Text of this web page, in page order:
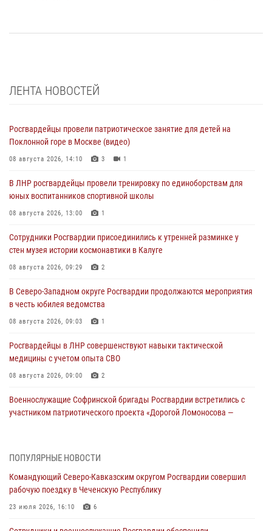
ЛЕНТА НОВОСТЕЙ
Росгвардейцы провели патриотическое занятие для детей на
Поклонной горе в Москве (видео)
08 августа 2026, 14:10 3 1
В ЛНР росгвардейцы провели тренировку по единоборствам для
юных воспитанников спортивной школы
08 августа 2026, 13:00 1
Сотрудники Росгвардии присоединились к утренней разминке у
стен музея истории космонавтики в Калуге
08 августа 2026, 09:29 2
В Северо-Западном округе Росгвардии продолжаются мероприятия
в честь юбилея ведомства
08 августа 2026, 09:03 1
Росгвардейцы в ЛНР совершенствуют навыки тактической
медицины с учетом опыта СВО
08 августа 2026, 09:00 2
Военнослужащие Софринской бригады Росгвардии встретились с
участником патриотического проекта «Дорогой Ломоносова —
настольному теннису ко Дню физкультурника
08 августа 2026, 07:00
ПОПУЛЯРНЫЕ НОВОСТИ
Командующий Северо-Кавказским округом Росгвардии совершил
рабочую поездку в Чеченскую Республику
23 июля 2026, 16:10 6